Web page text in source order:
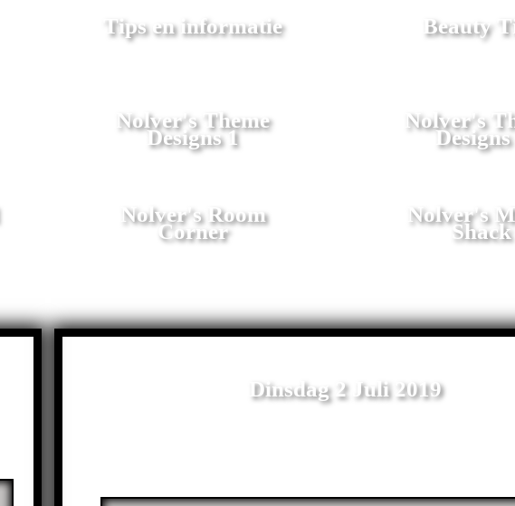
Tips en informatie Beauty
Nolver's Theme
Designs 1
Nolver's
Designs
Nolver's Room
Corner
Nolver's
Shack
Dinsdag 2 Juli 2019